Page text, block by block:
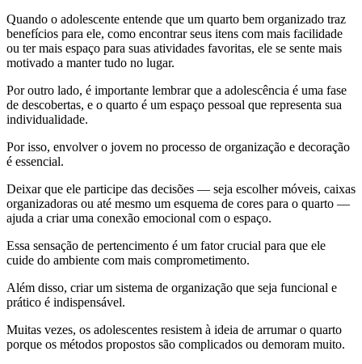
Quando o adolescente entende que um quarto bem organizado traz
benefícios para ele, como encontrar seus itens com mais facilidade
ou ter mais espaço para suas atividades favoritas, ele se sente mais
motivado a manter tudo no lugar.
Por outro lado, é importante lembrar que a adolescência é uma fase
de descobertas, e o quarto é um espaço pessoal que representa sua
individualidade.
Por isso, envolver o jovem no processo de organização e decoração
é essencial.
Deixar que ele participe das decisões — seja escolher móveis, caixas
organizadoras ou até mesmo um esquema de cores para o quarto —
ajuda a criar uma conexão emocional com o espaço.
Essa sensação de pertencimento é um fator crucial para que ele
cuide do ambiente com mais comprometimento.
Além disso, criar um sistema de organização que seja funcional e
prático é indispensável.
Muitas vezes, os adolescentes resistem à ideia de arrumar o quarto
porque os métodos propostos são complicados ou demoram muito.